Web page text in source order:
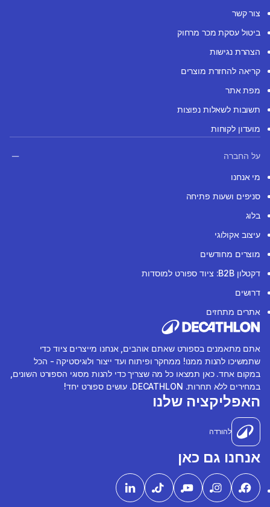
צור קשר
ביטול עסקת מכר מרחוק
הצהרת נגישות
קריאה להחזרת מוצרים
מפת אתר
תשובות לשאלות נפוצות
מועדון לקוחות
על החברה
מי אנחנו
סניפים ושעות פתיחה
בלוג
עיצוב אקולוגי
מוצרים מחודשים
דקטלון B2B: ציוד ספורט למוסדות
דרושים
אתרים מתחזים
אתם מתאמנים בספורט שאתם אוהבים, אנחנו מייצרים ציוד כדי
שתמשיכו להנות ממנו! ממחקר ופיתוח ועד ייצור ולוגיסטיקה - הכל
במקום אחד. כאן תמצאו כל מה שצריך כדי להנות מסוגי הספורט השונים,
במחירים ללא תחרות. DECATHLON. עושים ספורט יחד!
האפליקציה שלנו
להורדה
אנחנו גם כאן